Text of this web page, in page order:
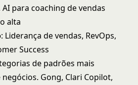
para coaching de vendas
alta
: Liderança de vendas, RevOps,
Success
de padrões mais
Gong, Clari Copilot,